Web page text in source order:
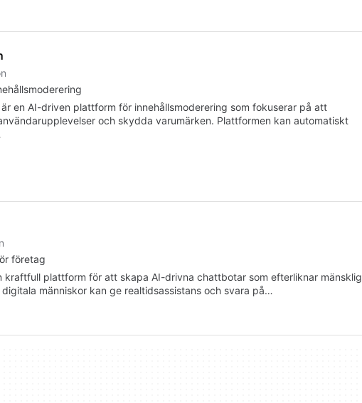
en AI-driven plattform för innehållsmoderering som fokuserar på att
och skydda varumärken. Plattformen kan automatiskt
företag
kraftfull plattform för att skapa AI-drivna chattbotar som efterliknar mänsklig
människor kan ge realtidsassistans och svara på…